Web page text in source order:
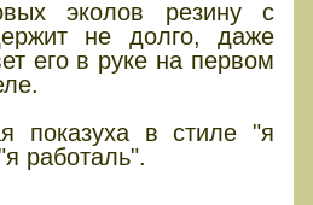
эколов резину с
не долго, даже
его в руке на первом
показуха в стиле "я
работаль".